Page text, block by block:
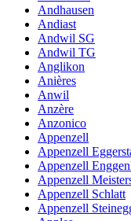
Andhausen
Andiast
Andwil SG
Andwil TG
Anglikon
Anières
Anwil
Anzère
Anzonico
Appenzell
Appenzell
Appenzell
Appenzell
Appenzell Schlatt
Appenzell